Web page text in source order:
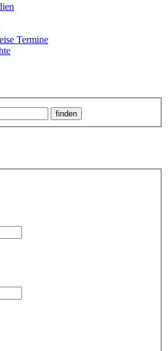
Termine